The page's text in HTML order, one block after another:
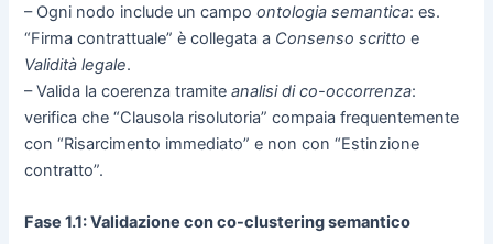
– Ogni nodo include un campoontologia semantica: es.
“Firma contrattuale” è collegata a Consenso scritto e
Validità legale.
– Valida la coerenza tramiteanalisi di co-occorrenza:
verifica che “Clausola risolutoria” compaia frequentemente
con “Risarcimento immediato” e non con “Estinzione
contratto”.
Fase 1.1: Validazione con co-clustering semantico